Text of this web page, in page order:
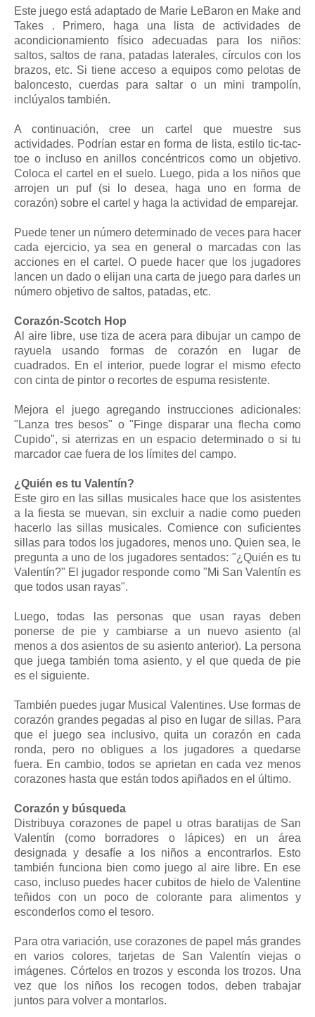
Este juego está adaptado de Marie LeBaron en Make and
Takes . Primero, haga una lista de actividades de
acondicionamiento físico adecuadas para los niños:
saltos, saltos de rana, patadas laterales, círculos con los
brazos, etc. Si tiene acceso a equipos como pelotas de
baloncesto, cuerdas para saltar o un mini trampolín,
inclúyalos también.
A continuación, cree un cartel que muestre sus
actividades. Podrían estar en forma de lista, estilo tic-tac-
toe o incluso en anillos concéntricos como un objetivo.
Coloca el cartel en el suelo. Luego, pida a los niños que
arrojen un puf (si lo desea, haga uno en forma de
corazón) sobre el cartel y haga la actividad de emparejar.
Puede tener un número determinado de veces para hacer
cada ejercicio, ya sea en general o marcadas con las
acciones en el cartel. O puede hacer que los jugadores
lancen un dado o elijan una carta de juego para darles un
número objetivo de saltos, patadas, etc.
Corazón-Scotch Hop
Al aire libre, use tiza de acera para dibujar un campo de
rayuela usando formas de corazón en lugar de
cuadrados. En el interior, puede lograr el mismo efecto
con cinta de pintor o recortes de espuma resistente.
Mejora el juego agregando instrucciones adicionales:
"Lanza tres besos" o "Finge disparar una flecha como
Cupido", si aterrizas en un espacio determinado o si tu
marcador cae fuera de los límites del campo.
¿Quién es tu Valentín?
Este giro en las sillas musicales hace que los asistentes
a la fiesta se muevan, sin excluir a nadie como pueden
hacerlo las sillas musicales. Comience con suficientes
sillas para todos los jugadores, menos uno. Quien sea, le
pregunta a uno de los jugadores sentados: "¿Quién es tu
Valentín?" El jugador responde como "Mi San Valentín es
que todos usan rayas".
Luego, todas las personas que usan rayas deben
ponerse de pie y cambiarse a un nuevo asiento (al
menos a dos asientos de su asiento anterior). La persona
que juega también toma asiento, y el que queda de pie
es el siguiente.
También puedes jugar Musical Valentines. Use formas de
corazón grandes pegadas al piso en lugar de sillas. Para
que el juego sea inclusivo, quita un corazón en cada
ronda, pero no obligues a los jugadores a quedarse
fuera. En cambio, todos se aprietan en cada vez menos
corazones hasta que están todos apiñados en el último.
Corazón y búsqueda
Distribuya corazones de papel u otras baratijas de San
Valentín (como borradores o lápices) en un área
designada y desafíe a los niños a encontrarlos. Esto
también funciona bien como juego al aire libre. En ese
caso, incluso puedes hacer cubitos de hielo de Valentine
teñidos con un poco de colorante para alimentos y
esconderlos como el tesoro.
Para otra variación, use corazones de papel más grandes
en varios colores, tarjetas de San Valentín viejas o
imágenes. Córtelos en trozos y esconda los trozos. Una
vez que los niños los recogen todos, deben trabajar
juntos para volver a montarlos.